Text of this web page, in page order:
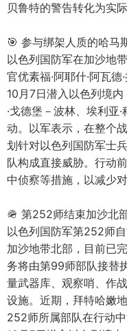
贝鲁特的警告转化为实际
🎯 参与绑架人质的哈马
以色列国防军在加沙地
官优素福·阿耶什·阿瓦
10月7日潜入以色列境
·戈德堡－波林、埃利亚
动。以军表示，在整个
划针对以色列国防军士
队构成直接威胁。行动
中侦察等措施，以减少
🪖 第252师结束加沙北
以色列国防军第252师
加沙地带北部，目前已
务将由第99师部队接替
量武器库、观察哨、作
设施。近期，拜特哈嫩
252师所属部队在行动